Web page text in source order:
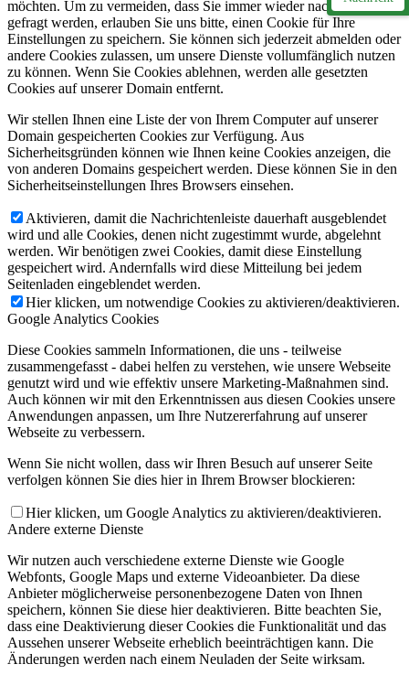
möchten. Um zu vermeiden, dass Sie immer wieder nach Cookies
gefragt werden, erlauben Sie uns bitte, einen Cookie für Ihre
Einstellungen zu speichern. Sie können sich jederzeit abmelden oder
andere Cookies zulassen, um unsere Dienste vollumfänglich nutzen
zu können. Wenn Sie Cookies ablehnen, werden alle gesetzten
Cookies auf unserer Domain entfernt.
Wir stellen Ihnen eine Liste der von Ihrem Computer auf unserer
Domain gespeicherten Cookies zur Verfügung. Aus
Sicherheitsgründen können wie Ihnen keine Cookies anzeigen, die
von anderen Domains gespeichert werden. Diese können Sie in den
Sicherheitseinstellungen Ihres Browsers einsehen.
Aktivieren, damit die Nachrichtenleiste dauerhaft ausgeblendet
wird und alle Cookies, denen nicht zugestimmt wurde, abgelehnt
werden. Wir benötigen zwei Cookies, damit diese Einstellung
gespeichert wird. Andernfalls wird diese Mitteilung bei jedem
Seitenladen eingeblendet werden.
Hier klicken, um notwendige Cookies zu aktivieren/deaktivieren.
Google Analytics Cookies
Diese Cookies sammeln Informationen, die uns - teilweise
zusammengefasst - dabei helfen zu verstehen, wie unsere Webseite
genutzt wird und wie effektiv unsere Marketing-Maßnahmen sind.
Auch können wir mit den Erkenntnissen aus diesen Cookies unsere
Anwendungen anpassen, um Ihre Nutzererfahrung auf unserer
Webseite zu verbessern.
Wenn Sie nicht wollen, dass wir Ihren Besuch auf unserer Seite
verfolgen können Sie dies hier in Ihrem Browser blockieren:
Hier klicken, um Google Analytics zu aktivieren/deaktivieren.
Andere externe Dienste
Wir nutzen auch verschiedene externe Dienste wie Google
Webfonts, Google Maps und externe Videoanbieter. Da diese
Anbieter möglicherweise personenbezogene Daten von Ihnen
speichern, können Sie diese hier deaktivieren. Bitte beachten Sie,
dass eine Deaktivierung dieser Cookies die Funktionalität und das
Aussehen unserer Webseite erheblich beeinträchtigen kann. Die
Änderungen werden nach einem Neuladen der Seite wirksam.